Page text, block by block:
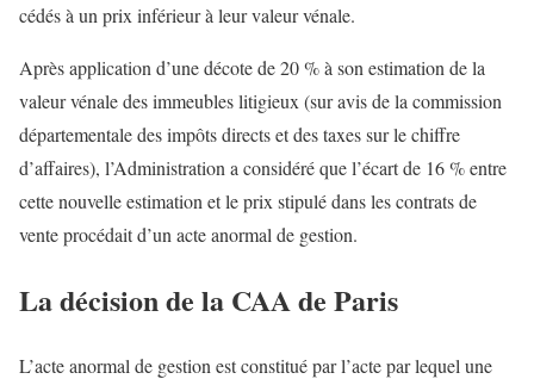
cédés à un prix inférieur à leur valeur vénale.
Après application d’une décote de 20 % à son estimation de la
valeur vénale des immeubles litigieux (sur avis de la commission
départementale des impôts directs et des taxes sur le chiffre
d’affaires), l’Administration a considéré que l’écart de 16 % entre
cette nouvelle estimation et le prix stipulé dans les contrats de
vente procédait d’un acte anormal de gestion.
La décision de la CAA de Paris
L’acte anormal de gestion est constitué par l’acte par lequel une